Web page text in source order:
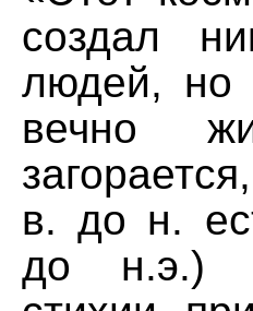
создал
людей, но
вечно
в. до н.
до н.э.)